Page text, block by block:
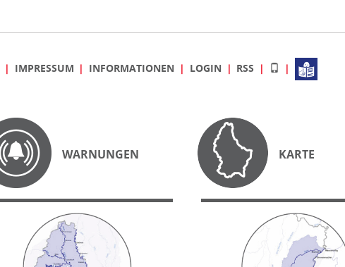
IMPRESSUM INFORMATIONEN LOGIN RSS
WARNUNGEN KARTE